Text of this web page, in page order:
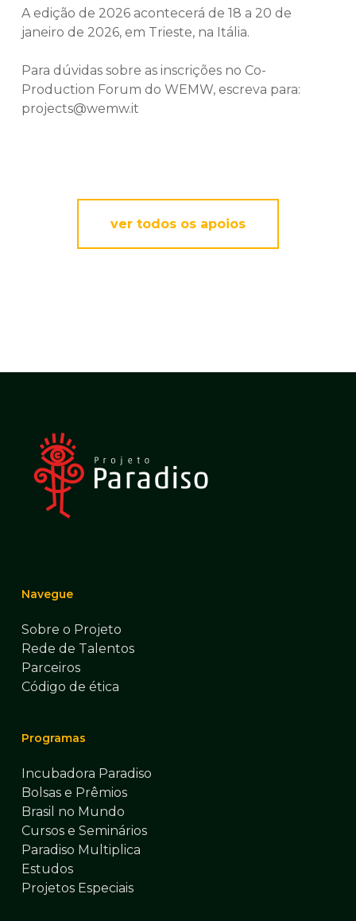
A edição de 2026 acontecerá de 18 a 20 de
janeiro de 2026, em Trieste, na Itália.
Para dúvidas sobre as inscrições no Co-
Production Forum do WEMW, escreva para:
projects@wemw.it
ver todos os apoios
Navegue
Sobre o Projeto
Rede de Talentos
Parceiros
Código de ética
Programas
Incubadora Paradiso
Bolsas e Prêmios
Brasil no Mundo
Cursos e Seminários
Paradiso Multiplica
Estudos
Projetos Especiais